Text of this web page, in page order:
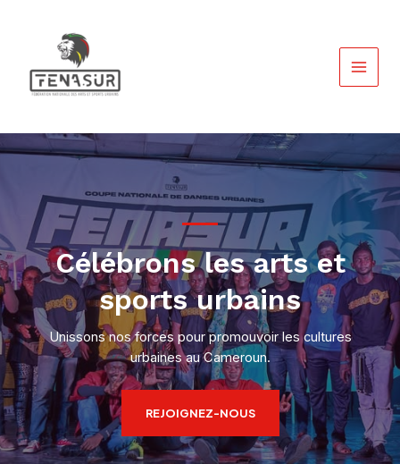
MAIN
Célébrons les arts et
sports urbains
Unissons nos forces pour promouvoir les cultures
urbaines au Cameroun.
REJOIGNEZ-NOUS